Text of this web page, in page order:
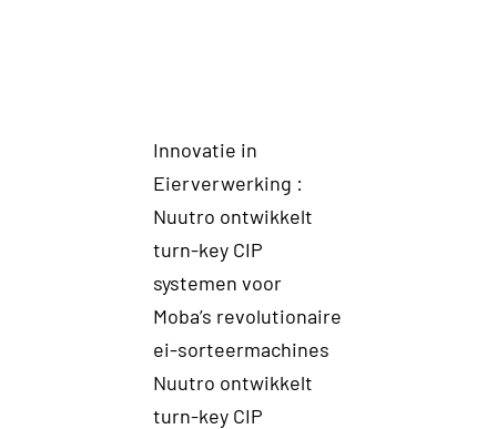
Innovatie in
Eierverwerking :
Nuutro ontwikkelt
turn-key CIP
systemen voor
Moba’s revolutionaire
ei-sorteermachines
Nuutro ontwikkelt
turn-key CIP